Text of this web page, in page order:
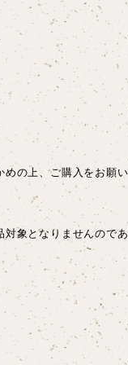
の上、ご購入をお願
象となりませんので